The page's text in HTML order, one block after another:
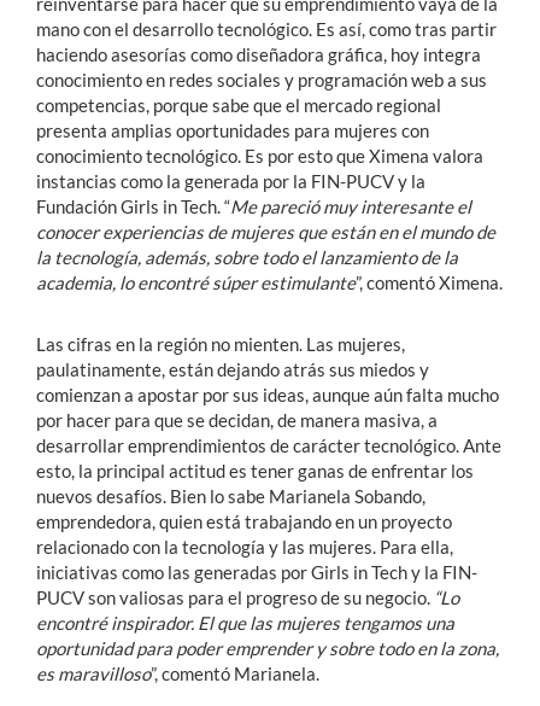
mano con el desarrollo tecnológico. Es así, como tras partir
haciendo asesorías como diseñadora gráfica, hoy integra
conocimiento en redes sociales y programación web a sus
competencias, porque sabe que el mercado regional
presenta amplias oportunidades para mujeres con
conocimiento tecnológico. Es por esto que Ximena valora
instancias como la generada por la FIN-PUCV y la
Fundación Girls in Tech. “Me pareció muy interesante el
conocer experiencias de mujeres que están en el mundo de
la tecnología, además, sobre todo el lanzamiento de la
academia, lo encontré súper estimulante”, comentó Ximena.
Las cifras en la región no mienten. Las mujeres,
paulatinamente, están dejando atrás sus miedos y
comienzan a apostar por sus ideas, aunque aún falta mucho
por hacer para que se decidan, de manera masiva, a
desarrollar emprendimientos de carácter tecnológico. Ante
esto, la principal actitud es tener ganas de enfrentar los
nuevos desafíos. Bien lo sabe Marianela Sobando,
emprendedora, quien está trabajando en un proyecto
relacionado con la tecnología y las mujeres. Para ella,
iniciativas como las generadas por Girls in Tech y la FIN-
PUCV son valiosas para el progreso de su negocio. “Lo
encontré inspirador. El que las mujeres tengamos una
oportunidad para poder emprender y sobre todo en la zona,
es maravilloso”, comentó Marianela.